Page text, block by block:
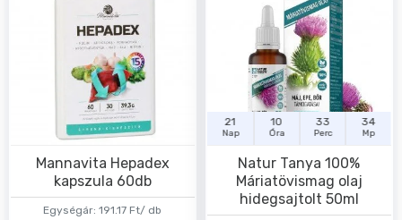
Egységár: 191.17 Ft/ db
Mannavita Hepadex
kapszula 60db
21
Nap
10
Óra
33
Perc
33
Mp
Natur Tanya 100%
Máriatövismag olaj
hidegsajtolt 50ml